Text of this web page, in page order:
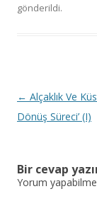
gönderildi.
Y
a
d
← Alçaklık Ve
Dönüş Süreci’ (I)
Bir cevap
Yorum